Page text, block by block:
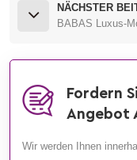
NÄCHSTER
BABAS Luxus-
Fordern
Angebot
Wir werden Ihnen